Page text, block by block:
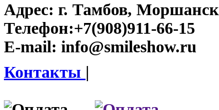
Адрес: г. Тамбов,
Телефон:+7(908)911-66-15
E-mail: info@smileshow.ru
Контакты |